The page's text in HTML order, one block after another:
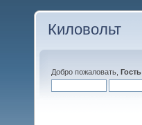
Киловольт
Добро пожаловать, Гость